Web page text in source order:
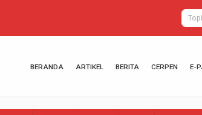
SEMA
BERANDA ARTIKEL BERITA CERPEN E-